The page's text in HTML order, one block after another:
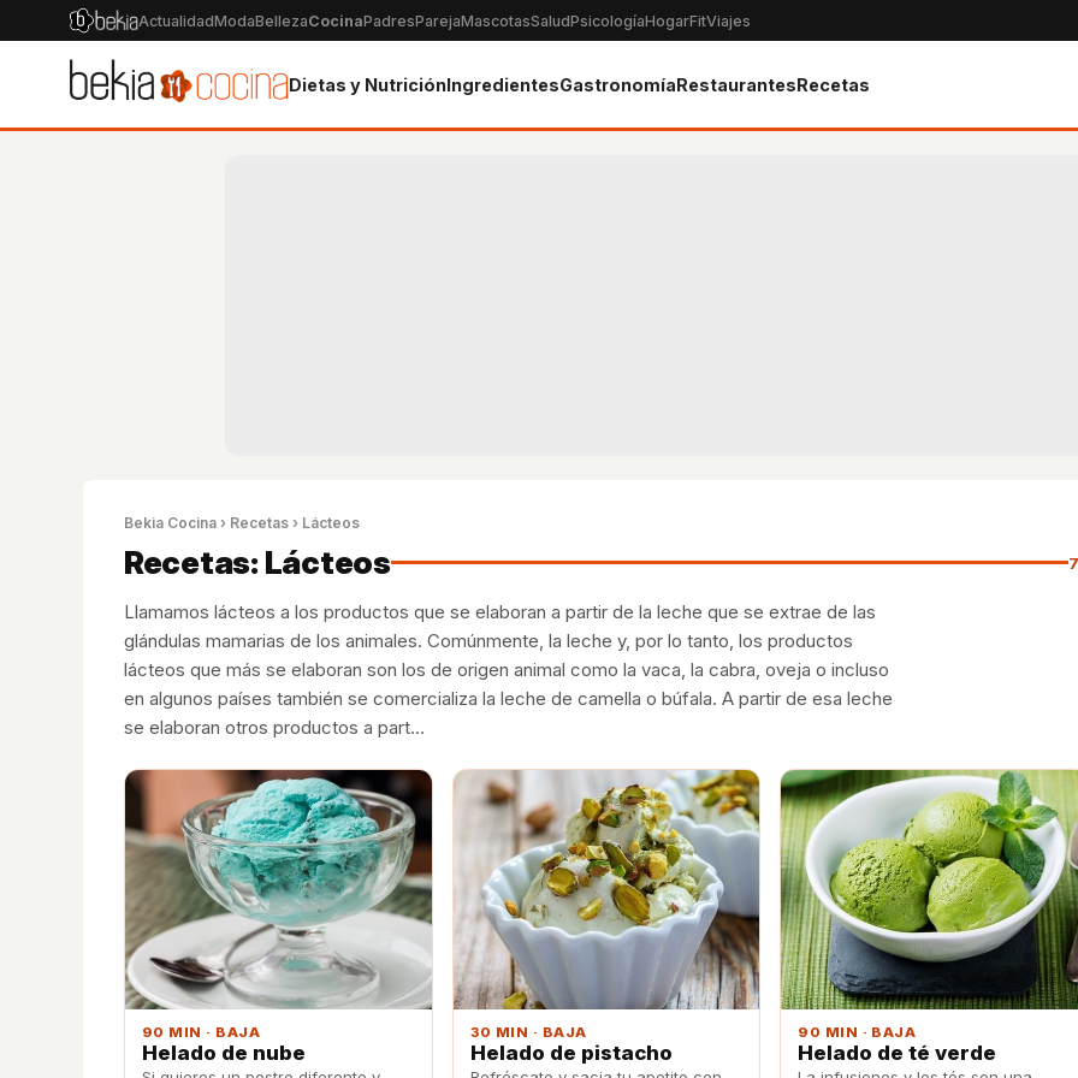
ActualidadModaBellezaCocinaPadresParejaMascotasSaludPsicologíaHogarFitViajes
Dietas y NutriciónIngredientesGastronomíaRestaurantesRecetas
Bekia Cocina › Recetas › Lácteos
Recetas: Lácteos
Llamamos lácteos a los productos que se elaboran a partir de la leche que se extrae de las
glándulas mamarias de los animales. Comúnmente, la leche y, por lo tanto, los productos
lácteos que más se elaboran son los de origen animal como la vaca, la cabra, oveja o incluso
en algunos países también se comercializa la leche de camella o búfala. A partir de esa leche
se elaboran otros productos a part…
90 MIN · BAJA
Helado de nube
30 MIN · BAJA
Helado de pistacho
90 MIN · BAJA
Helado de té verde